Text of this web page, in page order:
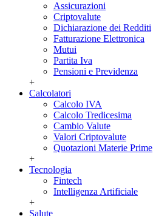
Assicurazioni
Criptovalute
Dichiarazione dei Redditi
Fatturazione Elettronica
Mutui
Partita Iva
Pensioni e Previdenza
+
Calcolatori
Calcolo IVA
Calcolo Tredicesima
Cambio Valute
Valori Criptovalute
Quotazioni Materie Prime
+
Tecnologia
Fintech
Intelligenza Artificiale
+
Salute